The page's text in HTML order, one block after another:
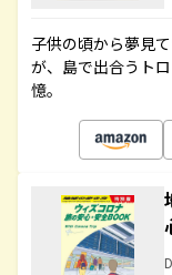
子供の頃から夢見
が、島で出合うト
憶。